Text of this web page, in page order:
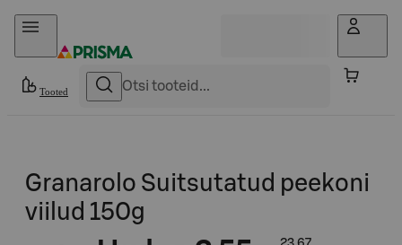
Otse sisu juurde
Tooted
Granarolo Suitsutatud peekoni
viilud 150g